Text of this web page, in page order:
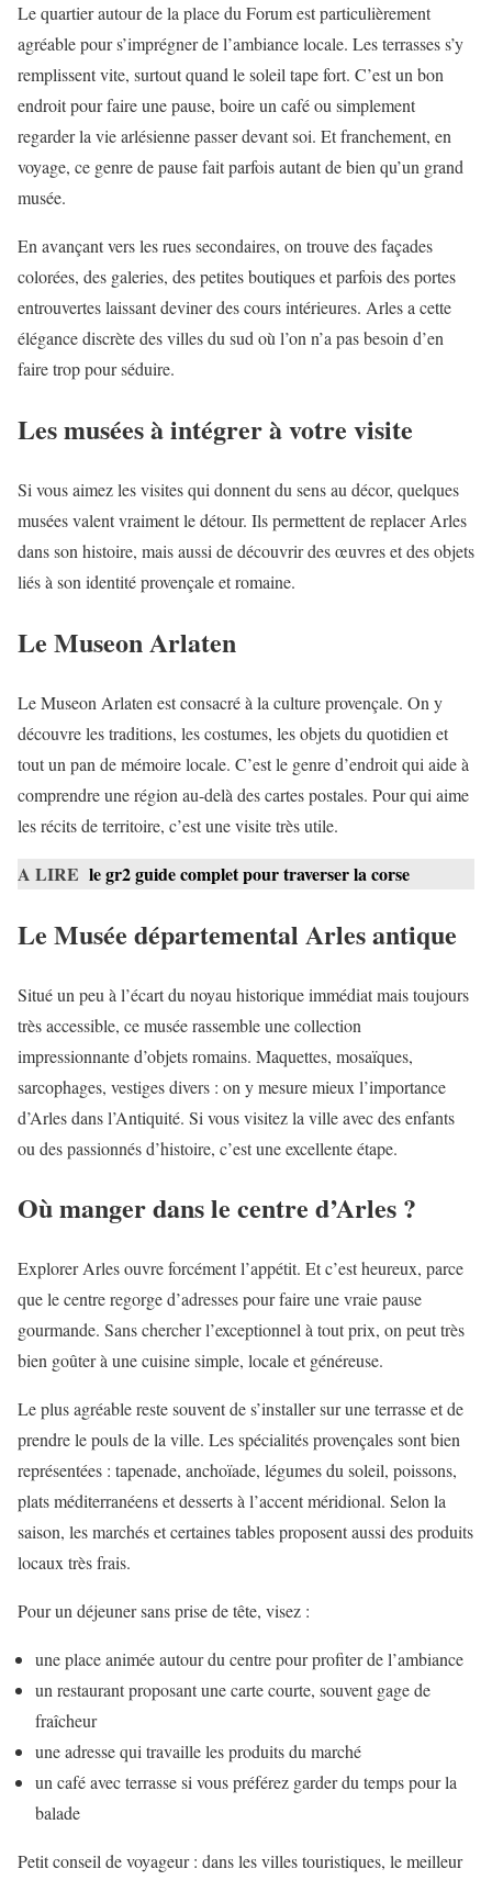
Le quartier autour de la place du Forum est particulièrement
agréable pour s’imprégner de l’ambiance locale. Les terrasses s’y
remplissent vite, surtout quand le soleil tape fort. C’est un bon
endroit pour faire une pause, boire un café ou simplement
regarder la vie arlésienne passer devant soi. Et franchement, en
voyage, ce genre de pause fait parfois autant de bien qu’un grand
musée.
En avançant vers les rues secondaires, on trouve des façades
colorées, des galeries, des petites boutiques et parfois des portes
entrouvertes laissant deviner des cours intérieures. Arles a cette
élégance discrète des villes du sud où l’on n’a pas besoin d’en
faire trop pour séduire.
Les musées à intégrer à votre visite
Si vous aimez les visites qui donnent du sens au décor, quelques
musées valent vraiment le détour. Ils permettent de replacer Arles
dans son histoire, mais aussi de découvrir des œuvres et des objets
liés à son identité provençale et romaine.
Le Museon Arlaten
Le Museon Arlaten est consacré à la culture provençale. On y
découvre les traditions, les costumes, les objets du quotidien et
tout un pan de mémoire locale. C’est le genre d’endroit qui aide à
comprendre une région au-delà des cartes postales. Pour qui aime
les récits de territoire, c’est une visite très utile.
A LIRE le gr2 guide complet pour traverser la corse
Le Musée départemental Arles antique
Situé un peu à l’écart du noyau historique immédiat mais toujours
très accessible, ce musée rassemble une collection
impressionnante d’objets romains. Maquettes, mosaïques,
sarcophages, vestiges divers : on y mesure mieux l’importance
d’Arles dans l’Antiquité. Si vous visitez la ville avec des enfants
ou des passionnés d’histoire, c’est une excellente étape.
Où manger dans le centre d’Arles ?
Explorer Arles ouvre forcément l’appétit. Et c’est heureux, parce
que le centre regorge d’adresses pour faire une vraie pause
gourmande. Sans chercher l’exceptionnel à tout prix, on peut très
bien goûter à une cuisine simple, locale et généreuse.
Le plus agréable reste souvent de s’installer sur une terrasse et de
prendre le pouls de la ville. Les spécialités provençales sont bien
représentées : tapenade, anchoïade, légumes du soleil, poissons,
plats méditerranéens et desserts à l’accent méridional. Selon la
saison, les marchés et certaines tables proposent aussi des produits
locaux très frais.
Pour un déjeuner sans prise de tête, visez :
une place animée autour du centre pour profiter de l’ambiance
un restaurant proposant une carte courte, souvent gage de
fraîcheur
une adresse qui travaille les produits du marché
un café avec terrasse si vous préférez garder du temps pour la
balade
Petit conseil de voyageur : dans les villes touristiques, le meilleur